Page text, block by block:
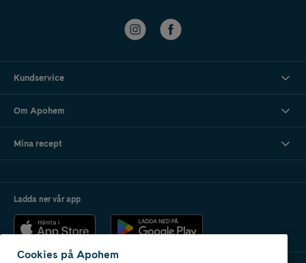
Kundservice
Om Apohem
Mina recept
Ladda ner vår app
Cookies på Apohem